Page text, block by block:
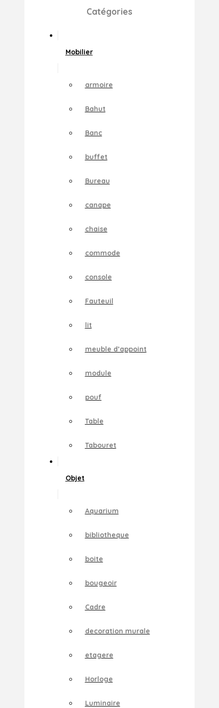
Catégories
Mobilier
armoire
Bahut
Banc
buffet
Bureau
canape
chaise
commode
console
Fauteuil
lit
meuble d’appoint
module
pouf
Table
Tabouret
Objet
Aquarium
bibliotheque
boite
bougeoir
Cadre
decoration murale
etagere
Horloge
Luminaire